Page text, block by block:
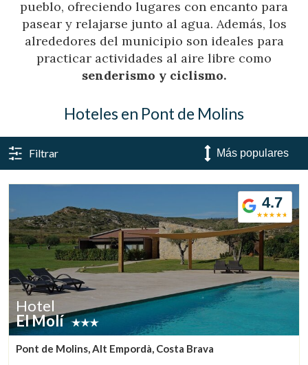
Gestionar mi reserva
Verificar localizador
pueblo, ofreciendo lugares con encanto para
pasear y relajarse junto al agua. Además, los
alrededores del municipio son ideales para
practicar actividades al aire libre como
senderismo y ciclismo.
Hoteles en Pont de Molins
Filtrar
4.7
Hotel
El Molí
Pont de Molins, Alt Empordà, Costa Brava